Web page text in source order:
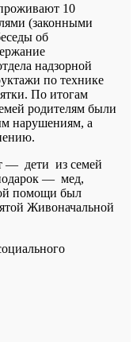
10
(законными
об
надзорной
по технике
По итогам
родителям были
нарушениям, а
— дети из семей
— мед,
помощи был
Живоначальной